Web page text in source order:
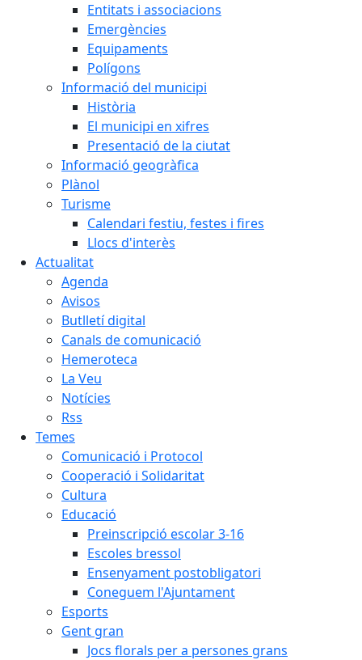
Entitats i associacions
Emergències
Equipaments
Polígons
Informació del municipi
Història
El municipi en xifres
Presentació de la ciutat
Informació geogràfica
Plànol
Turisme
Calendari festiu, festes i fires
Llocs d'interès
Actualitat
Agenda
Avisos
Butlletí digital
Canals de comunicació
Hemeroteca
La Veu
Notícies
Rss
Temes
Comunicació i Protocol
Cooperació i Solidaritat
Cultura
Educació
Preinscripció escolar 3-16
Escoles bressol
Ensenyament postobligatori
Coneguem l'Ajuntament
Esports
Gent gran
Jocs florals per a persones grans